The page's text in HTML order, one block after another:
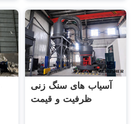
آسیاب های سنگ زنی
ظرفیت و قیمت